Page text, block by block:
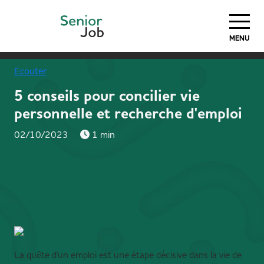
MENU
Ecouter
5 conseils pour concilier vie
personnelle et recherche d'emploi
02/10/2023 1 min
La quête d'un emploi est une étape décisive dans la vie de